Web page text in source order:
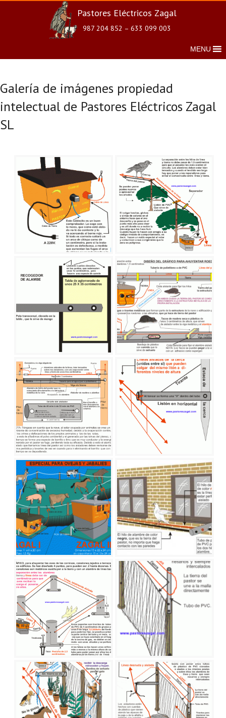
Pastores Eléctricos Zagal
987 204 852 – 633 099 003
MENU
Galería de imágenes propiedad
intelectual de Pastores Eléctricos Zagal
SL